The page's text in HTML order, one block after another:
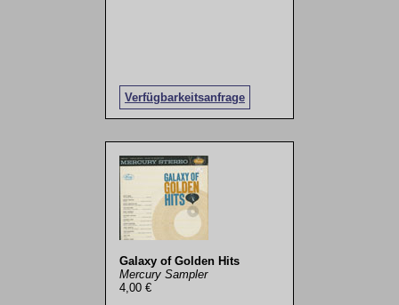
Verfügbarkeitsanfrage
Galaxy of Golden Hits
Mercury Sampler
4,00 €